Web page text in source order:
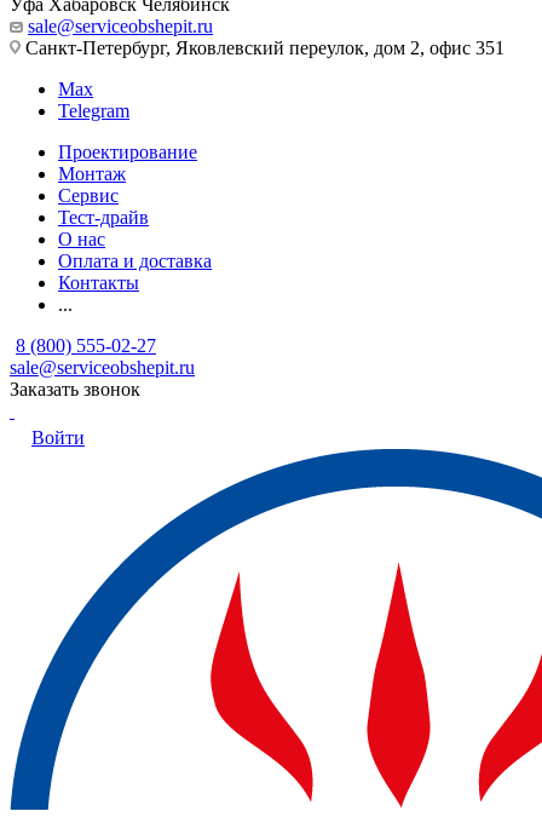
Уфа Хабаровск Челябинск
sale@serviceobshepit.ru
Санкт-Петербург, Яковлевский переулок, дом 2, офис 351
Max
Telegram
Проектирование
Монтаж
Сервис
Тест-драйв
О нас
Оплата и доставка
Контакты
...
8 (800) 555-02-27
sale@serviceobshepit.ru
Заказать звонок
Войти